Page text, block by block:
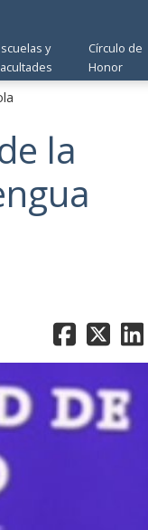
y
Círculo de
Honor
la